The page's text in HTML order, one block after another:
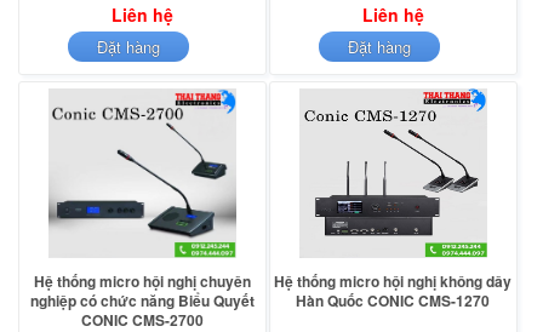
Liên hệ
Đặt hàng
Liên hệ
Đặt hàng
Hệ thống micro hội nghị chuyên
nghiệp có chức năng Biểu Quyết
CONIC CMS-2700
Hệ thống micro hội nghị không dây
Hàn Quốc CONIC CMS-1270